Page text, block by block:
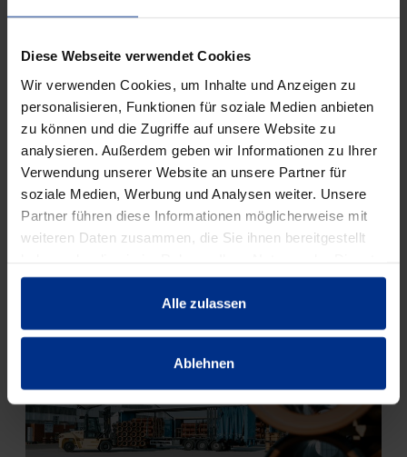
Diese Webseite verwendet Cookies
Wir verwenden Cookies, um Inhalte und Anzeigen zu
personalisieren, Funktionen für soziale Medien anbieten
zu können und die Zugriffe auf unsere Website zu
analysieren. Außerdem geben wir Informationen zu Ihrer
Verwendung unserer Website an unsere Partner für
soziale Medien, Werbung und Analysen weiter. Unsere
Partner führen diese Informationen möglicherweise mit
weiteren Daten zusammen, die Sie ihnen bereitgestellt
gesammelt haben.
Alle zulassen
Ablehnen